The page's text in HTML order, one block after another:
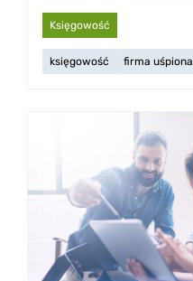
Księgowość
księgowość firma uśpiona